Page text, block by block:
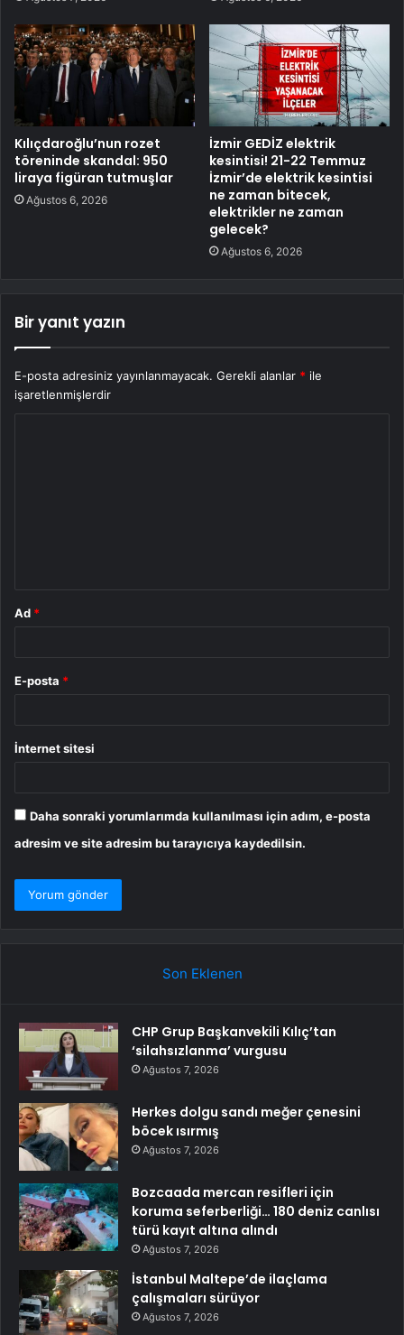
Kılıçdaroğlu’nun rozet
töreninde skandal: 950
liraya figüran tutmuşlar
Ağustos 6, 2026
İzmir GEDİZ elektrik
kesintisi! 21-22 Temmuz
İzmir’de elektrik kesintisi
ne zaman bitecek,
elektrikler ne zaman
gelecek?
Ağustos 6, 2026
Bir yanıt yazın
E-posta adresiniz yayınlanmayacak. Gerekli alanlar * ile
işaretlenmişlerdir
Ad *
E-posta *
İnternet sitesi
Daha sonraki yorumlarımda kullanılması için adım, e-posta
adresim ve site adresim bu tarayıcıya kaydedilsin.
Son Eklenen
CHP Grup Başkanvekili Kılıç’tan
‘silahsızlanma’ vurgusu
Ağustos 7, 2026
Herkes dolgu sandı meğer çenesini
böcek ısırmış
Ağustos 7, 2026
Bozcaada mercan resifleri için
koruma seferberliği… 180 deniz canlısı
türü kayıt altına alındı
Ağustos 7, 2026
İstanbul Maltepe’de ilaçlama
çalışmaları sürüyor
Ağustos 7, 2026